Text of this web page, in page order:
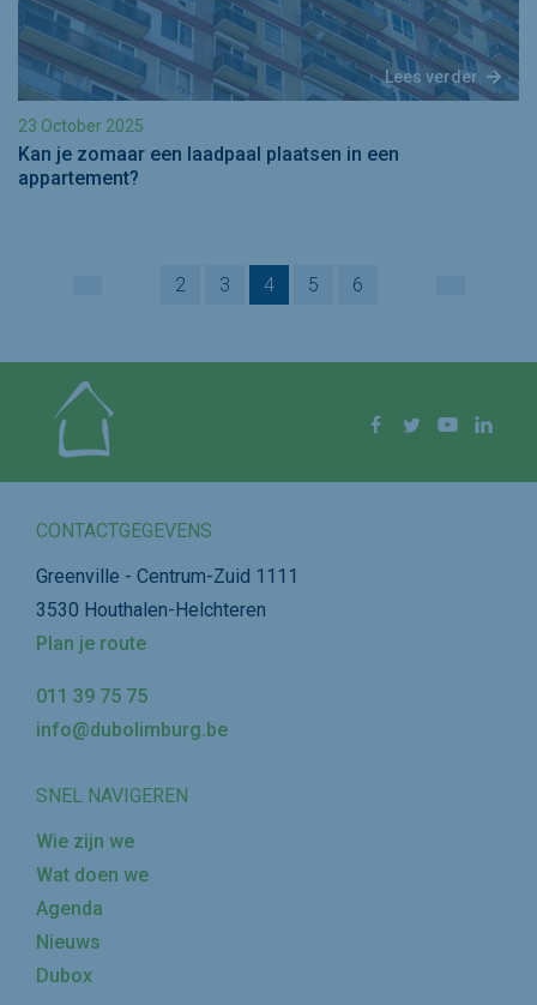
Lees verder
23 October 2025
Kan je zomaar een laadpaal plaatsen in een
appartement?
2 3 4 5 6
Facebook
Twitter YouTube
CONTACTGEGEVENS
Greenville - Centrum-Zuid 1111
3530 Houthalen-Helchteren
Plan je route
011 39 75 75
info@dubolimburg.be
SNEL NAVIGEREN
Wie zijn we
Wat doen we
Agenda
Nieuws
Dubox